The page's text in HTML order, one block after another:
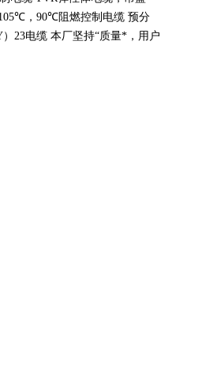
℃ ，90℃阻燃控制电缆 预分
） 23电缆 本厂坚持“质量*，用户